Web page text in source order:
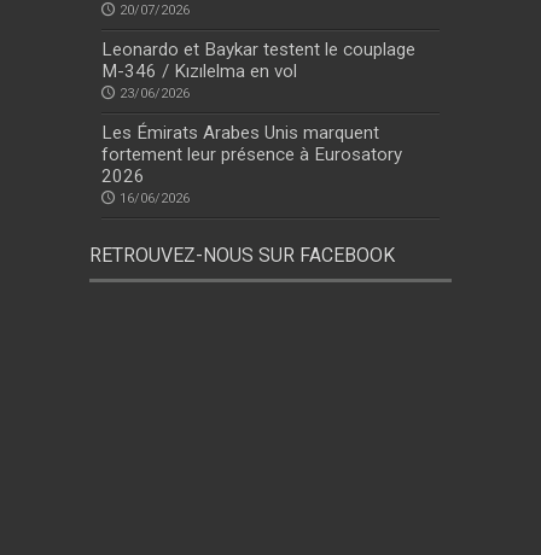
20/07/2026
Leonardo et Baykar testent le couplage
M-346 / Kızılelma en vol
23/06/2026
Les Émirats Arabes Unis marquent
fortement leur présence à Eurosatory
2026
16/06/2026
RETROUVEZ-NOUS SUR FACEBOOK